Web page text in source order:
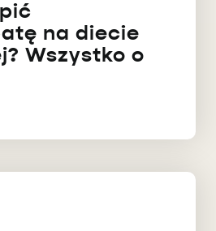
na diecie
Wszystko o